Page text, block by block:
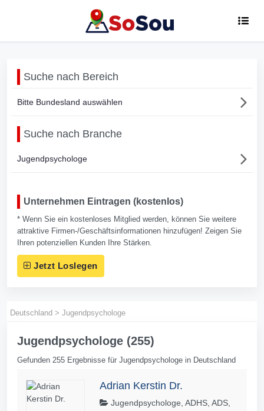
Suche nach Bereich
Bitte Bundesland auswählen
Suche nach Branche
Jugendpsychologe
Unternehmen Eintragen (kostenlos)
* Wenn Sie ein kostenloses Mitglied werden, können Sie weitere
attraktive Firmen-/Geschäftsinformationen hinzufügen! Zeigen Sie
Ihren potenziellen Kunden Ihre Stärken.
Jetzt Loslegen
Deutschland > Jugendpsychologe
Jugendpsychologe (255)
Gefunden 255 Ergebnisse für Jugendpsychologe in Deutschland
Adrian Kerstin Dr.
Jugendpsychologe, ADHS, ADS,